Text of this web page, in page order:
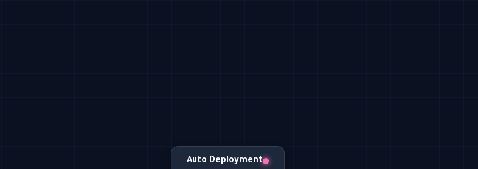
Auto Deployment